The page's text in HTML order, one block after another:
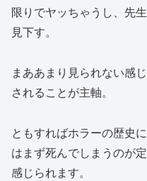
限りでヤッちゃうし、先
見下す。
まああまり見られない感
されることが主軸。
ともすればホラーの歴史
はまず死んでしまうのが
感じられます。